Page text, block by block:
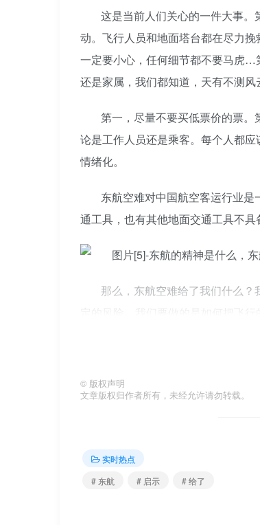
这是当前人们关心的一件大事
动。飞行人员和地面塔台都在尽力
一定要小心，任何细节都不要马虎…
还是家属，我们都知道，天有不测
第一，尽量不要买低票价的票
论是工作人员还是乘客。每个人都
情绪化。
东航空难对中国航空客运行业
通工具，也有其他地面交通工具不具
那么，东航空难给了我们什么
每次坐飞机，飞机起飞前，空
这些知识可以是你的“救命符”如
© 版权声明
文章版权归作者所有，未经允许请勿转载。
实时热点
# 东航
# 启示 # 给了